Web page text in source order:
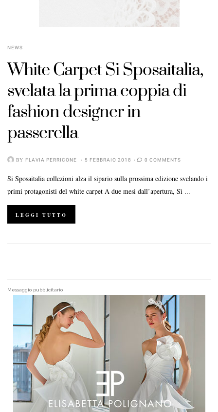
NEWS
White Carpet Si Sposaitalia,
svelata la prima coppia di
fashion designer in
passerella
BY FLAVIA PERRICONE 5 FEBBRAIO 2018 0 COMMENTS
Si Sposaitalia collezioni alza il sipario sulla prossima edizione svelando i
primi protagonisti del white carpet A due mesi dall’apertura, Sì ...
LEGGI TUTTO
Messaggio pubblicitario